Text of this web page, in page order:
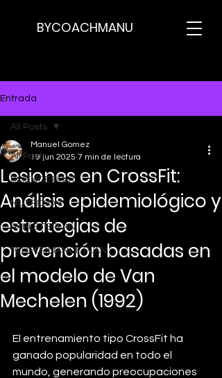
BYCOACHMANU
Entrada
All Posts
SCIENCE POST
NUTRICION
ATHLETE PLAN
PERFORMANCE PLAN
All Posts
Lesiones en CrossFit:
Análisis epidemiológico y
estrategias de
prevención basadas en
el modelo de Van
Mechelen (1992)
Manuel Gomez
19 jun 2025 7 min de lectura
El entrenamiento tipo CrossFit ha
ganado popularidad en todo el
mundo, generando preocupaciones